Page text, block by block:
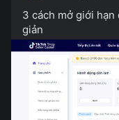
3 cách mở giới hạn
giản